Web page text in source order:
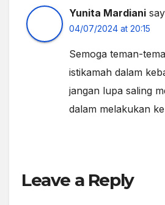
Yunita Mardiani
04/07/2024 at 20:15
Semoga teman-
istikamah dalam
jangan lupa saling
dalam melakukan
Leave a Reply